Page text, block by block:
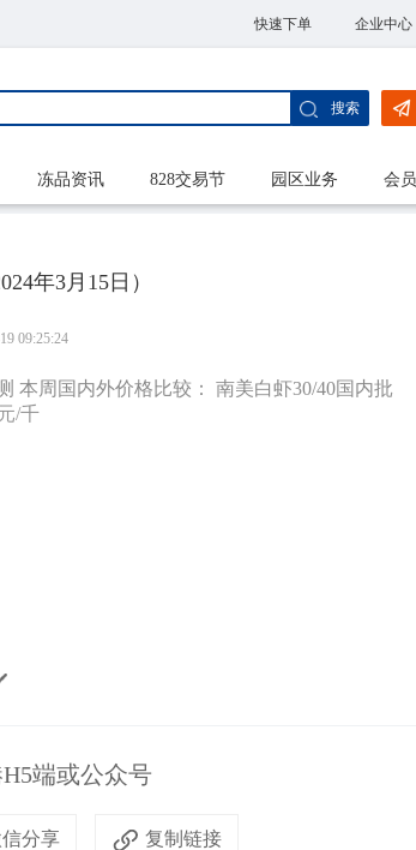
快速下单 企业中心
搜索
冻品资讯 828交易节 园区业务 会
年3月15日）
09:25:24
本周国内外价格比较： 南美白虾30/40国内批
/千
端或公众号
分享 复制链接